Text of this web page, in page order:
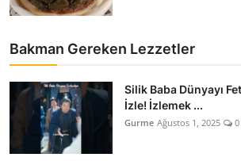
Bakman Gereken Lezzetler
Silik Baba Dünyayı
İzle! İzlemek ...
Gurme Ağustos 1, 2025 0